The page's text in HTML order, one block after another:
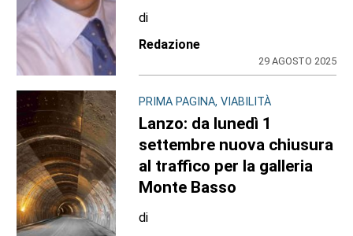
di
Redazione
29 AGOSTO 2025
PRIMA PAGINA, VIABILITÀ
Lanzo: da lunedì 1
settembre nuova chiusura
al traffico per la galleria
Monte Basso
di